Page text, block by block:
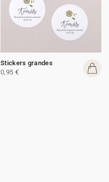
Stickers grandes
0,95 €